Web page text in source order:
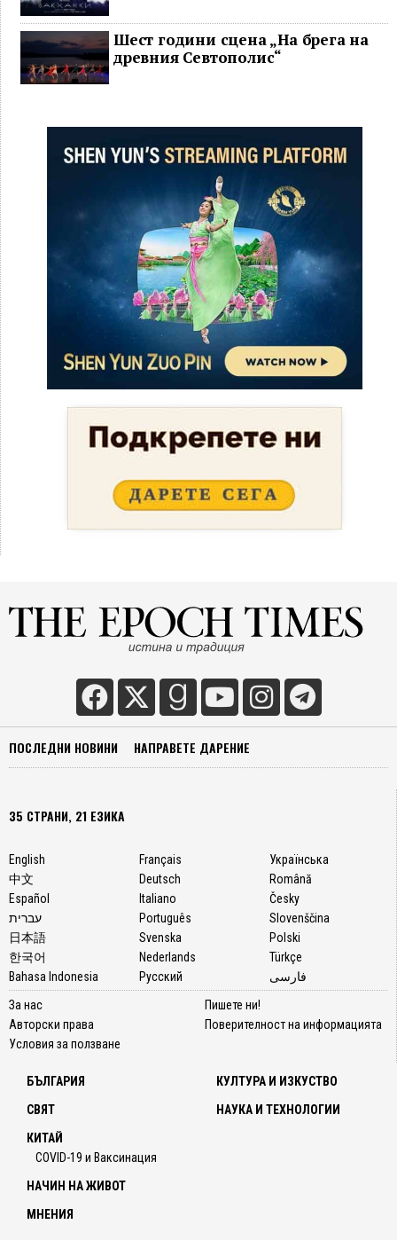
Шест години сцена „На брега на
древния Севтополис“
ПОСЛЕДНИ НОВИНИ НАПРАВЕТЕ ДАРЕНИЕ
35 СТРАНИ, 21 ЕЗИКА
English
中文
Español
עברית
日本語
한국어
Bahasa Indonesia
Français
Deutsch
Italiano
Português
Svenska
Nederlands
Русский
Українська
Română
Česky
Slovenščina
Polski
Türkçe
فارسی
За нас
Авторски права
Условия за ползване
Пишете ни!
Поверителност на информацията
БЪЛГАРИЯ
СВЯТ
КИТАЙ
COVID-19 и Ваксинация
КУЛТУРА И ИЗКУСТВО
НАУКА И ТЕХНОЛОГИИ
НАЧИН НА ЖИВОТ
МНЕНИЯ